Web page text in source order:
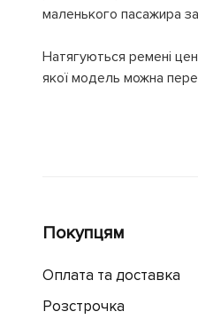
маленького пасажира
Натягуються ремені
якої модель можна
Покупцям
Оплата та доставка
Розстрочка